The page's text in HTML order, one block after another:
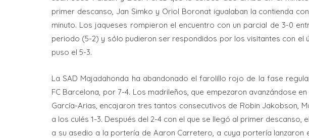
primer descanso, Jan Simko y Oriol Boronat igualaban la contienda
minuto. Los jaqueses rompieron el encuentro con un parcial de 3-0
periodo (5-2) y sólo pudieron ser respondidos por los visitantes con el
puso el 5-3.
La SAD Majadahonda ha abandonado el farolillo rojo de la fase
FC Barcelona, por 7-4. Los madrileños, que empezaron avanzándose
García-Arias, encajaron tres tantos consecutivos de Robin Jakobson,
a los culés 1-3. Después del 2-4 con el que se llegó al primer descanso,
a su asedio a la portería de Aaron Carretero, a cuya portería lanzaron